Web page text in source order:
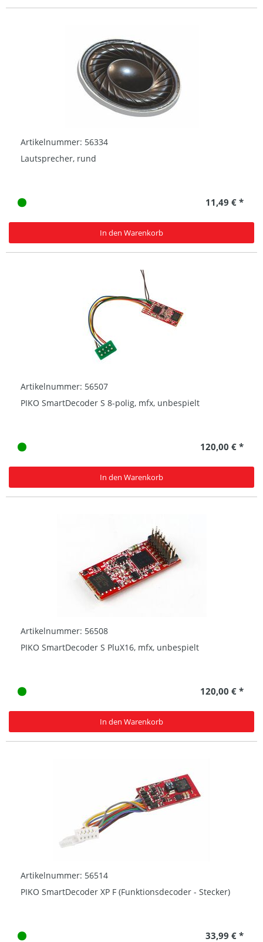
Artikelnummer: 56334
Lautsprecher, rund
11,49 € *
In den Warenkorb
Artikelnummer: 56507
PIKO SmartDecoder S 8-polig, mfx, unbespielt
120,00 € *
In den Warenkorb
Artikelnummer: 56508
PIKO SmartDecoder S PluX16, mfx, unbespielt
120,00 € *
In den Warenkorb
Artikelnummer: 56514
PIKO SmartDecoder XP F (Funktionsdecoder - Stecker)
33,99 € *